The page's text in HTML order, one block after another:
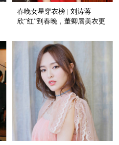
春晚女星穿衣榜 | 刘涛蒋
欣“红”到春晚，董卿唇美衣更